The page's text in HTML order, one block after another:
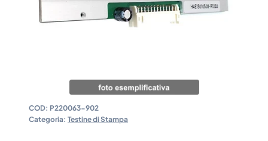
COD: P220063-902
Categoria: Testine di Stampa